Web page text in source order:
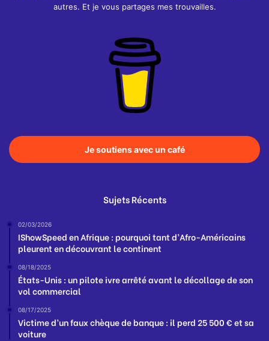
autres. Et je vous partages mes trouvailles.
Je soutiens avec un café
Sujets Récents
02/03/2026
IShowSpeed en Afrique : pourquoi tant d’Afro-Américains
pleurent en découvrant le continent
08/18/2025
États-Unis : un pilote ivre arrêté avant le décollage de son
vol commercial
08/17/2025
Victime d’un faux chèque de banque : il perd 25 500 € et sa
voiture